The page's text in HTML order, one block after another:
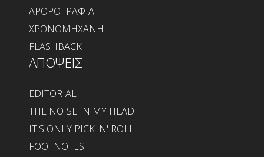
ΑΡΘΡΟΓΡΑΦΙΑ
ΧΡΟΝΟΜΗΧΑΝΗ
FLASHBACK
ΑΠΟΨΕΙΣ
EDITORIAL
THE NOISE IN MY HEAD
IT'S ONLY PICK 'N' ROLL
FOOTNOTES